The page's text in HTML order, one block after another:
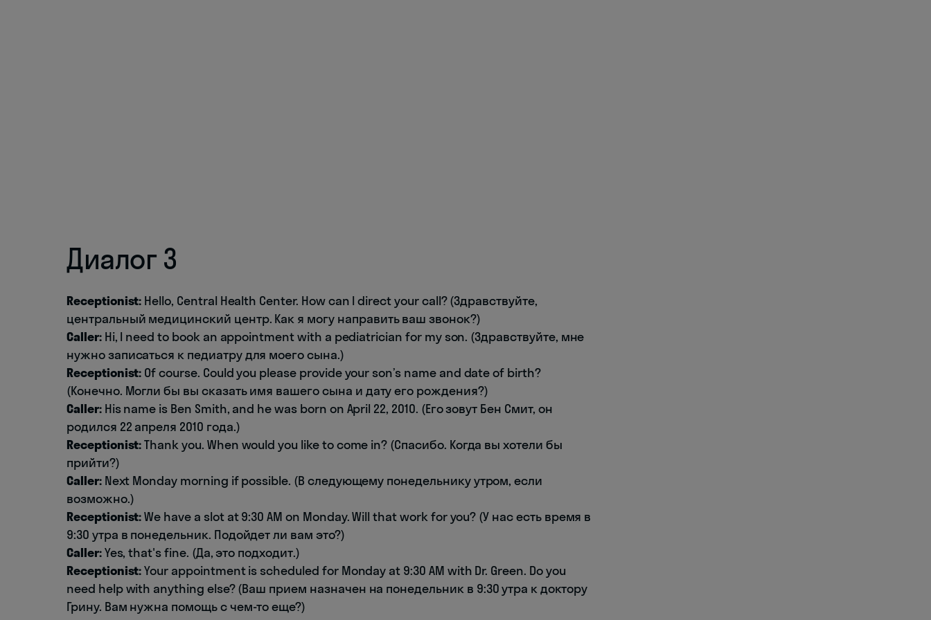
Диалог 3
Receptionist: Hello, Central Health Center. How can I direct your call? (Здравствуйте,
центральный медицинский центр. Как я могу направить ваш звонок?)
Caller:Hi, I need to book an appointment with a pediatrician for my son. (Здравствуйте, мне
нужно записаться к педиатру для моего сына.)
Receptionist: Of course. Could you please provide your son’s name and date of birth?
(Конечно. Могли бы вы сказать имя вашего сына и дату его рождения?)
Caller:His name is Ben Smith, and he was born on April 22, 2010. (Его зовут Бен Смит, он
родился 22 апреля 2010 года.)
Receptionist:Thank you. When would you like to come in? (Спасибо. Когда вы хотели бы
прийти?)
Caller:Next Monday morning if possible. (В следующему понедельнику утром, если
возможно.)
Receptionist:We have a slot at 9:30 AM on Monday. Will that work for you? (У нас есть время в
9:30 утра в понедельник. Подойдет ли вам это?)
Caller:Yes, that's fine. (Да, это подходит.)
Receptionist:Your appointment is scheduled for Monday at 9:30 AM with Dr. Green. Do you
need help with anything else? (Ваш прием назначен на понедельник в 9:30 утра к доктору
Грину. Вам нужна помощь с чем-то еще?)